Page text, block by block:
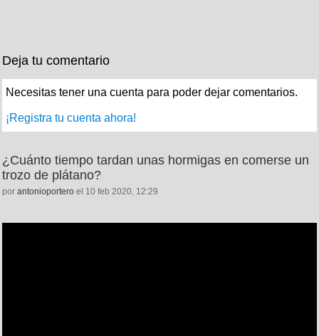
Deja tu comentario
Necesitas tener una cuenta para poder dejar comentarios.
¡Registra tu cuenta ahora!
¿Cuánto tiempo tardan unas hormigas en comerse un
trozo de plátano?
por antonioportero el 10 feb 2020, 12:29